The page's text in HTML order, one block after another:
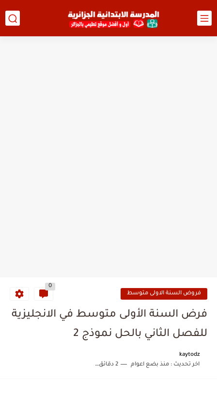
فروض السنة الاولى متوسط
0
فرض السنة الأولى متوسط في الانجليزية
للفصل الثاني بالحل نموذج 2
kaytodz
اخر تحديث :منذ بضع اعوام 2 دقائق للقراءة